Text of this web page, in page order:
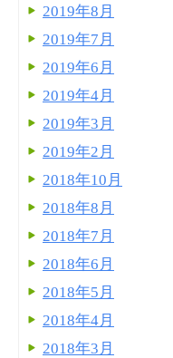
2019年8月
2019年7月
2019年6月
2019年4月
2019年3月
2019年2月
2018年10月
2018年8月
2018年7月
2018年6月
2018年5月
2018年4月
2018年3月